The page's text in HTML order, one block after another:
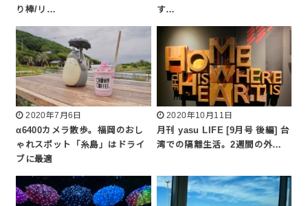
り棒/リ…
す…
2020年7月6日
α6400カメラ散歩。福岡のおし
ゃれスポット「糸島」はドライ
ブに最適
2020年10月11日
月刊 yasu LIFE [9月号 後編] 台
湾での隔離生活。2週間の外…